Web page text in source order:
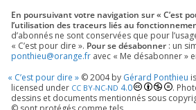
En pour­sui­vant votre navi­ga­tion sur « C’est
l’utilisation des tra­ceurs liés au
d’a­bon­nés ne sont conser­vées que pour
« C’est pour dire ». Pour se désa­bon­ner : un
ponthieu@​orange.​fr avec « Me désa­bon­ner »
« C’est pour dire » ©2004by Gérard Ponthieu is
licen­sed under CC BY-NC-ND 4.0
.
des­sins et docu­ments men­tion­nés sous